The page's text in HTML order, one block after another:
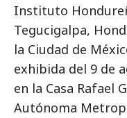
Instituto
Tegucigalpa,
la Ciudad de
exhibida del 9 de
en la Casa Rafael
Autónoma